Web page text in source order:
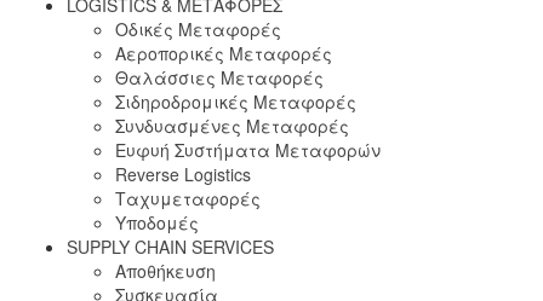
LOGISTICS & ΜΕΤΑΦΟΡΕΣ
Οδικές Μεταφορές
Αεροπορικές Μεταφορές
Θαλάσσιες Μεταφορές
Σιδηροδρομικές Μεταφορές
Συνδυασμένες Μεταφορές
Ευφυή Συστήματα Μεταφορών
Reverse Logistics
Ταχυμεταφορές
Υποδομές
SUPPLY CHAIN SERVICES
Αποθήκευση
Συσκευασία